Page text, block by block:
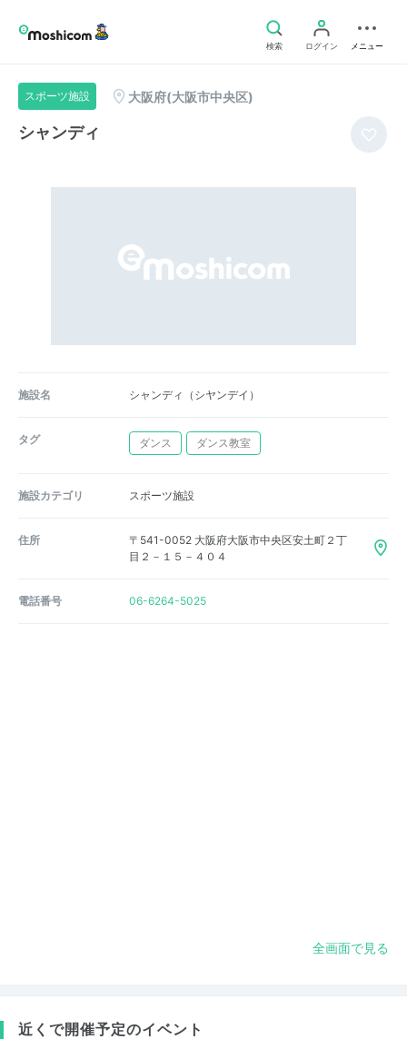
検索 ログイン メニュー
スポーツ施設 大阪府(大阪市中央区)
シャンディ
施設名 シャンディ（シヤンデイ）
タグ ダンス ダンス教室
施設カテゴリ スポーツ施設
住所
〒541-0052 大阪府大阪市中央区安土町２丁
目２－１５－４０４
電話番号 06-6264-5025
全画面で見る
近くで開催予定のイベント